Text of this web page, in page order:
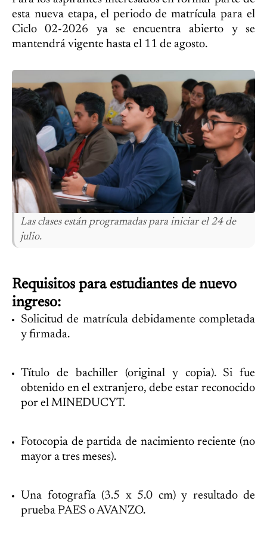
esta nueva etapa, el periodo de matrícula para el
Ciclo 02-2026 ya se encuentra abierto y se
mantendrá vigente hasta el 11 de agosto.
Las clases están programadas para iniciar el 24 de
julio.
Requisitos para estudiantes de nuevo
ingreso:
Solicitud de matrícula debidamente completada
y firmada.
Título de bachiller (original y copia). Si fue
obtenido en el extranjero, debe estar reconocido
por el MINEDUCYT.
Fotocopia de partida de nacimiento reciente (no
mayor a tres meses).
Una fotografía (3.5 x 5.0 cm) y resultado de
prueba PAES o AVANZO.